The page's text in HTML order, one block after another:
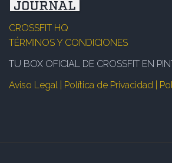
CROSSFIT HQ
TÉRMINOS Y CONDICIONES
TU BOX OFICIAL DE CROSSFIT EN
Aviso Legal | Política de Privacidad |